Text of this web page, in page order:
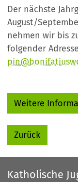
Der nächste
August/
nehmen wir bis
folgender
Weitere
Zurück
Katholische